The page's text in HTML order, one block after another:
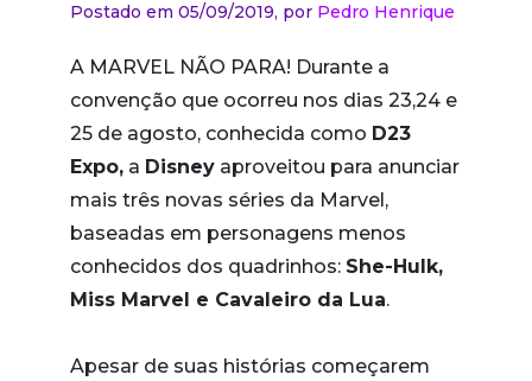
Postado em 05/09/2019, por Pedro Henrique
A MARVEL NÃO PARA! Durante a
convenção que ocorreu nos dias 23,24 e
25 de agosto, conhecida como D23
Expo, a Disney aproveitou para anunciar
mais três novas séries da Marvel,
baseadas em personagens menos
conhecidos dos quadrinhos: She-Hulk,
Miss Marvel e Cavaleiro da Lua.
Apesar de suas histórias começarem